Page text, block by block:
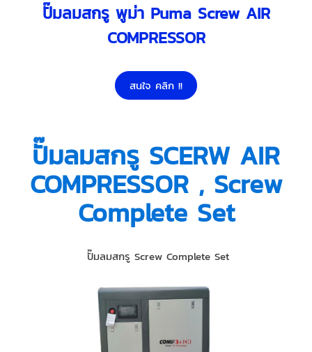
ปั๊มลมสกรู พูม่า Puma Screw AIR
COMPRESSOR
สนใจ คลิก !!
ปั๊มลมสกรู SCERW AIR
COMPRESSOR , Screw
Complete Set
ปั๊มลมสกรู Screw Complete Set